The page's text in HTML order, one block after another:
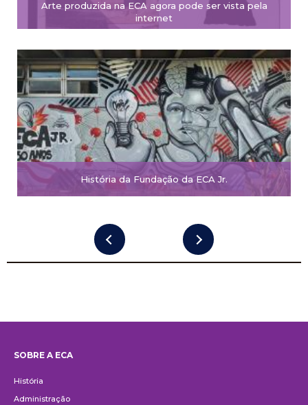
Arte produzida na ECA agora pode ser vista pela
internet
História da Fundação da ECA Jr.
SOBRE A ECA
História
Administração